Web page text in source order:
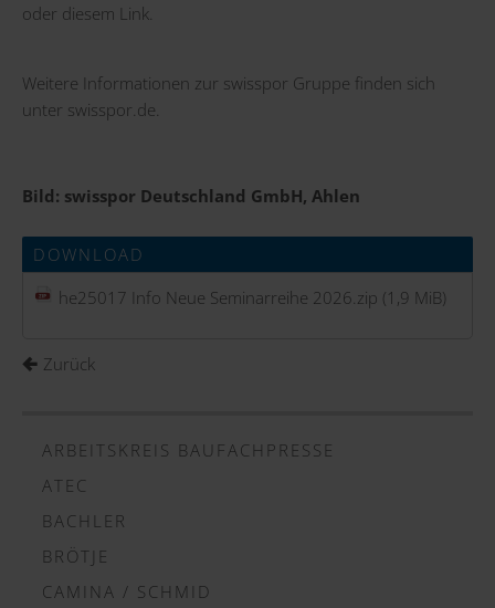
oder diesem
Link
Weitere Informationen zur swisspor Gruppe finden sich
unter swisspor.de
Bild: swisspor Deutschland GmbH, Ahlen
DOWNLOAD
he25017 Info Neue Seminarreihe 2026.zip (1,9 MiB)
Zurück
ARBEITSKREIS BAUFACHPRESSE
ATEC
BACHLER
BRÖTJE
CAMINA / SCHMID